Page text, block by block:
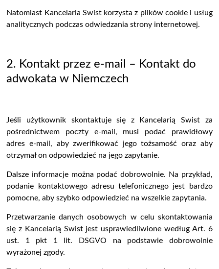
Natomiast Kancelaria Swist korzysta z plików cookie i usług
analitycznych podczas odwiedzania strony internetowej.
2. Kontakt przez e-mail
– Kontakt do
adwokata w Niemczech
Jeśli użytkownik skontaktuje się z Kancelarią Swist za
pośrednictwem poczty e-mail, musi podać prawidłowy
adres e-mail, aby zwerifikować jego tożsamość oraz aby
otrzymał onodpowiedzieć na jego zapytanie.
Dalsze informacje można podać dobrowolnie. Na przykład,
podanie kontaktowego adresu telefonicznego jest bardzo
pomocne, aby szybko odpowiedzieć na wszelkie zapytania.
Przetwarzanie danych osobowych w celu skontaktowania
się z Kancelarią Swist jest usprawiedliwione według Art. 6
ust. 1 pkt 1 lit. DSGVO na podstawie dobrowolnie
wyrażonej zgody.